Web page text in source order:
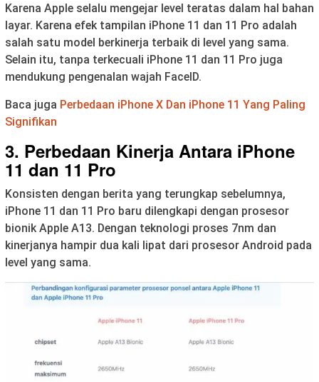
Karena Apple selalu mengejar level teratas dalam hal bahan
layar. Karena efek tampilan iPhone 11 dan 11 Pro adalah
salah satu model berkinerja terbaik di level yang sama.
Selain itu, tanpa terkecuali iPhone 11 dan 11 Pro juga
mendukung pengenalan wajah FaceID.
Baca juga Perbedaan iPhone X Dan iPhone 11 Yang Paling
Signifikan
3. Perbedaan Kinerja Antara iPhone
11 dan 11 Pro
Konsisten dengan berita yang terungkap sebelumnya,
iPhone 11 dan 11 Pro baru dilengkapi dengan prosesor
bionik Apple A13. Dengan teknologi proses 7nm dan
kinerjanya hampir dua kali lipat dari prosesor Android pada
level yang sama.